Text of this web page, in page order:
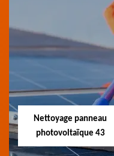
Couvreur
charpentier 43
Artisan couvreur
charpentier 43 Haute-
Nettoyage panneau
photovoltaïque 43